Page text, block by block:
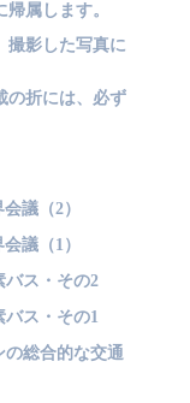
属します。
撮影した写真に
の折には、必ず
議（2）
議（1）
バス・その2
バス・その1
の総合的な交通